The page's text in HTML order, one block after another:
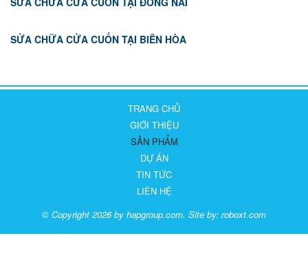
SỬA CHỮA CỬA CUỐN TẠI BIÊN HÒA
TRANG CHỦ
GIỚI THIỆU
SẢN PHẨM
DỰ ÁN
TIN TỨC
LIÊN HỆ
© Copyright 2026 by hapgroup.com. Site by: roboxt.com